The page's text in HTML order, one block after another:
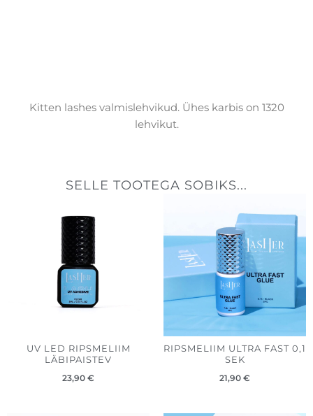
Kitten lashes valmislehvikud. Ühes karbis on 1320
lehvikut.
SELLE TOOTEGA SOBIKS...
UV LED RIPSMELIIM
LÄBIPAISTEV
23,90 €
RIPSMELIIM ULTRA FAST 0,1
SEK
21,90 €